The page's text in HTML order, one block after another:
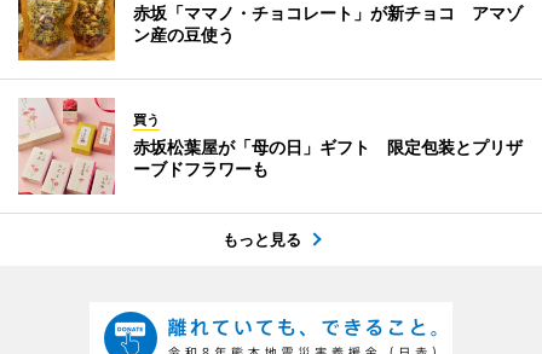
赤坂「ママノ・チョコレート」が新チョコ アマゾ
ン産の豆使う
買う
赤坂松葉屋が「母の日」ギフト 限定包装とプリザ
ーブドフラワーも
もっと見る